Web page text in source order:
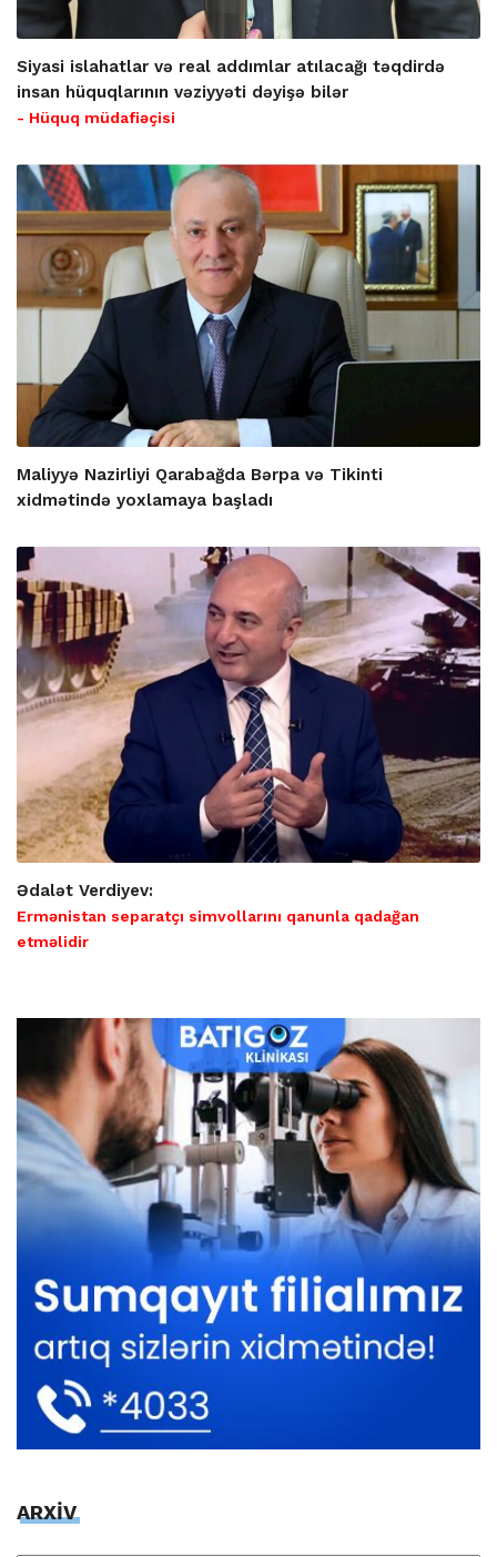
Siyasi islahatlar və real addımlar atılacağı təqdirdə
insan hüquqlarının vəziyyəti dəyişə bilər
- Hüquq müdafiəçisi
Maliyyə Nazirliyi Qarabağda Bərpa və Tikinti
xidmətində yoxlamaya başladı
Ədalət Verdiyev:
Ermənistan separatçı simvollarını qanunla qadağan
etməlidir
ARXİV